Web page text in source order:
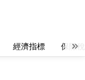
經濟指標 保險